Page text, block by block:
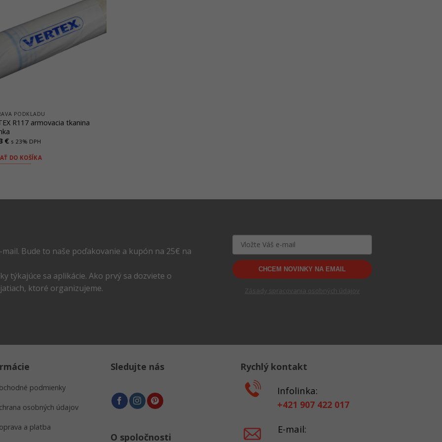
PODKLADU
R117 armovacia tkanina
€ s 23% DPH
DO KOŠÍKA
Bude to naše poďakovanie a kupón na 25€ na
týkajúce sa aplikácie. Ako prvý sa dozviete o
ktoré organizujeme.
CHCEM NOVINKY NA EMAIL
Zásady spracovania osobných údajov
podmienky
osobných údajov
a platba
Sledujte nás
O spoločnosti
Rychlý kontakt
Infolinka:
+421 907 422 017
E-mail: